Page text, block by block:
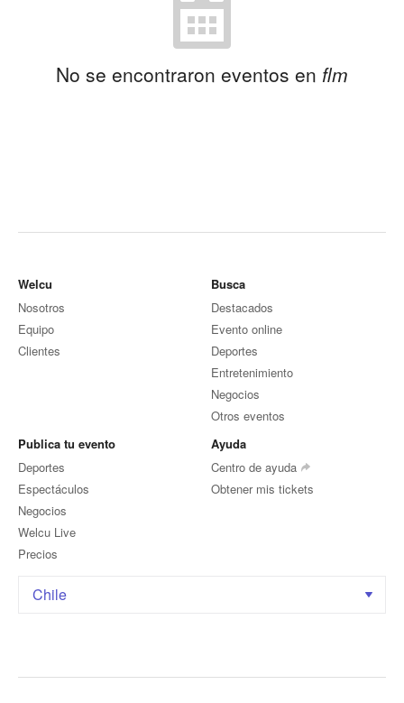
No se encontraron eventos en flm
Welcu
Nosotros
Equipo
Clientes
Busca
Destacados
Evento online
Deportes
Entretenimiento
Negocios
Otros eventos
Publica tu evento
Deportes
Espectáculos
Negocios
Welcu Live
Precios
Ayuda
Centro de ayuda
Obtener mis tickets
Chile